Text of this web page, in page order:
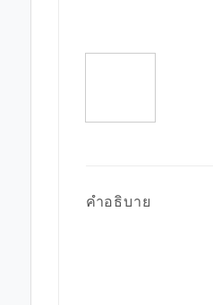
คำอธิบาย